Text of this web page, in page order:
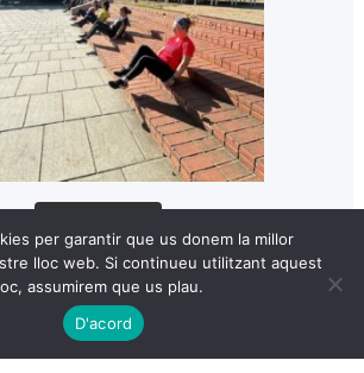
per garantir que us donem la millor
lloc web. Si continueu utilitzant aquest
assumirem que us plau.
D'acord